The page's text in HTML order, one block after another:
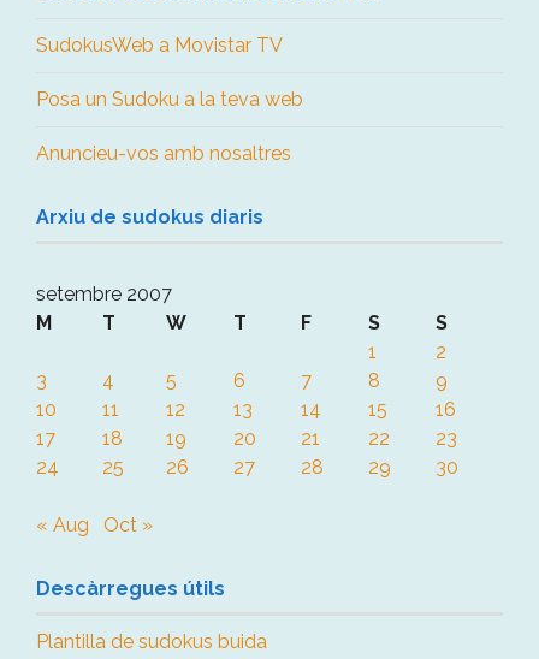
SudokusWeb a Movistar TV
Posa un Sudoku a la teva web
Anuncieu-vos amb nosaltres
Arxiu de sudokus diaris
setembre 2007
M
T W T F S
S
1
2
3
4 5 6 7 8
9
10
11 12 13 14 15
16
17
18 19 20 21 22
23
24
25 26 27 28 29 30
« Aug Oct »
Descàrregues útils
Plantilla de sudokus buida